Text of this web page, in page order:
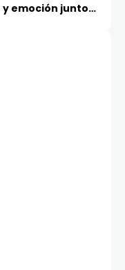
y emoción junto a